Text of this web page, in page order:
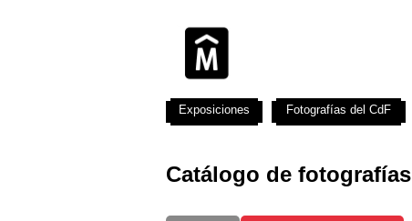
Catálogo de fotografías
Exposiciones Fotografías del CdF